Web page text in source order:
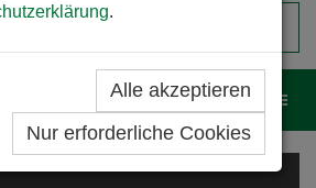
.
Alle akzeptieren
Nur erforderliche Cookies
EINKAUFSWAGEN